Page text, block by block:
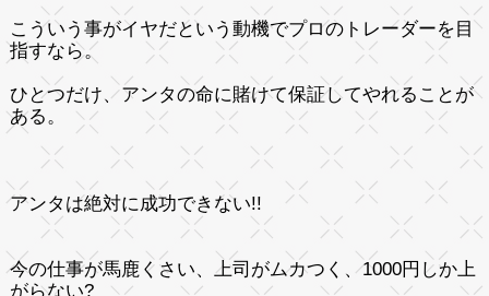
こういう事がイヤだという動機でプロのトレーダーを目
指すなら。
ひとつだけ、アンタの命に賭けて保証してやれることが
ある。
アンタは絶対に成功できない!!
今の仕事が馬鹿くさい、上司がムカつく、1000円しか上
がらない?